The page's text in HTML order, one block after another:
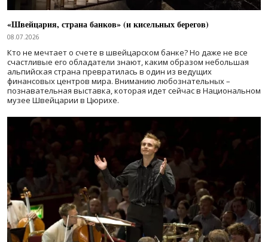
«Швейцария, страна банков» (и кисельных берегов)
08.07.2026
Кто не мечтает о счете в швейцарском банке? Но даже не все
счастливые его обладатели знают, каким образом небольшая
альпийская страна превратилась в один из ведущих
финансовых центров мира. Вниманию любознательных –
познавательная выставка, которая идет сейчас в Национальном
музее Швейцарии в Цюрихе.